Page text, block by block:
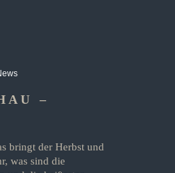
–
bringt der Herbst und
was sind die